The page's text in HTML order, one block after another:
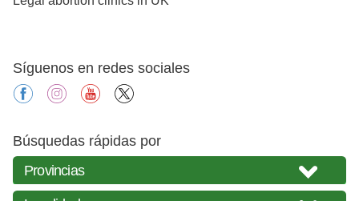
Síguenos en redes sociales
facebookinstagramyoutube
Búsquedas rápidas por